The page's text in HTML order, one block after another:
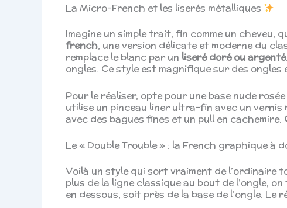
La Micro-French et les liserés métalliques
Imagine un simple trait, fin comme un cheveu,
french, une version délicate et moderne du
remplace le blanc par un liseré doré ou argenté
ongles. Ce style est magnifique sur des ongles
Pour le réaliser, opte pour une base nude
utilise un pinceau liner ultra-fin avec un vernis
avec des bagues fines et un pull en cachemire.
Le « Double Trouble » : la French graphique à
Voilà un style qui sort vraiment de l’ordinaire
plus de la ligne classique au bout de l’ongle,
en dessous, soit près de la base de l’ongle.